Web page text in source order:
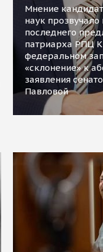
Мнение
наук
последнего
патриарха РПЦ
федеральном
«склонение» к
заявления
Павловой